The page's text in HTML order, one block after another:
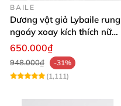
BAILE
Dương vật giả Lybaile rung
ngoáy xoay kích thích nữ
thủ dâm
650.000₫
948.000₫
-31%
(1,111)